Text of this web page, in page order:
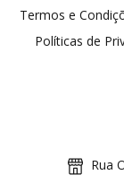
Termos e
Políticas de
Rua